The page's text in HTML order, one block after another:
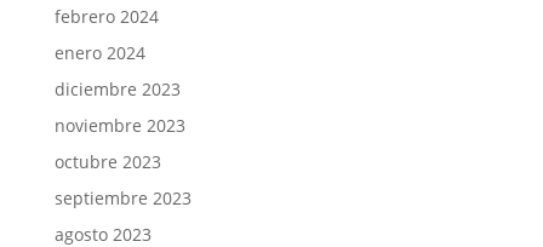
febrero 2024
enero 2024
diciembre 2023
noviembre 2023
octubre 2023
septiembre 2023
agosto 2023